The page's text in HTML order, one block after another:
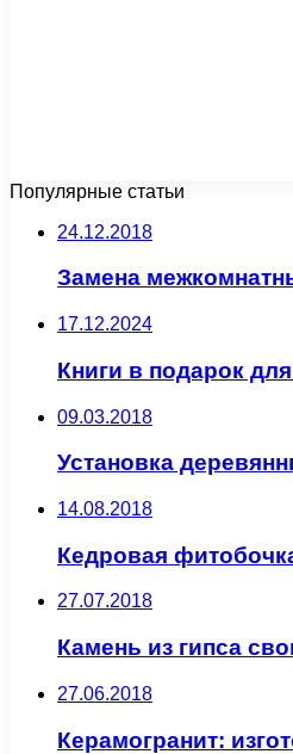
Популярные статьи
24.12.2018
Замена
17.12.2024
Книги в подарок
09.03.2018
Установка
14.08.2018
Кедровая
27.07.2018
Камень из гипса
27.06.2018
Керамогранит: